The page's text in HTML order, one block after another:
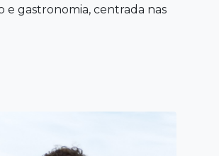
e gastronomia, centrada nas